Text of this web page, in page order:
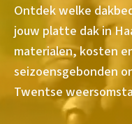
Ontdek welke
jouw platte dak in
materialen, kosten
seizoensgebonden
Twentse